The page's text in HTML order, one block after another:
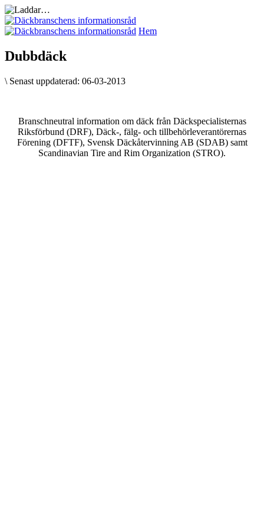
Hem
Dubbdäck
\ Senast uppdaterad: 06-03-2013
Branschneutral information om däck från Däckspecialisternas
Riksförbund (DRF), Däck-, fälg- och tillbehörleverantörernas
Förening (DFTF), Svensk Däckåtervinning AB (SDAB) samt
Scandinavian Tire and Rim Organization (STRO).